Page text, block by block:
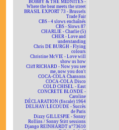
BOBBY & THE MIDNITES -
Where the beat meets the street
BRASIL EXPORT 73 - Brussels
Trade Fair
CBS - 4 slows enchaînés
CBS - Slows 87
CHARLIE - Charlie (5)
CHER - Love and
understanding
Chris DE BURGH - Flying
colours
Christine McVIE - Love will
show us how
Cliff RICHARD - Now you see
me, now you don't
COCA-COLA Chansons
COCA-COLA Disco
COLD CHISEL - East
CONCRETE BLONDE -
Caroline
DÉCLARATION (fiscale) 1964
DELHAY/LECOUDE - Succès
de Paris
Dizzy GILLESPIE - Sonny
Rollins / Sonny Stitt sessions
Django REINHARDT n°73610